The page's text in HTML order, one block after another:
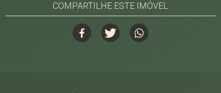
COMPARTILHE ESTE IMÓVEL